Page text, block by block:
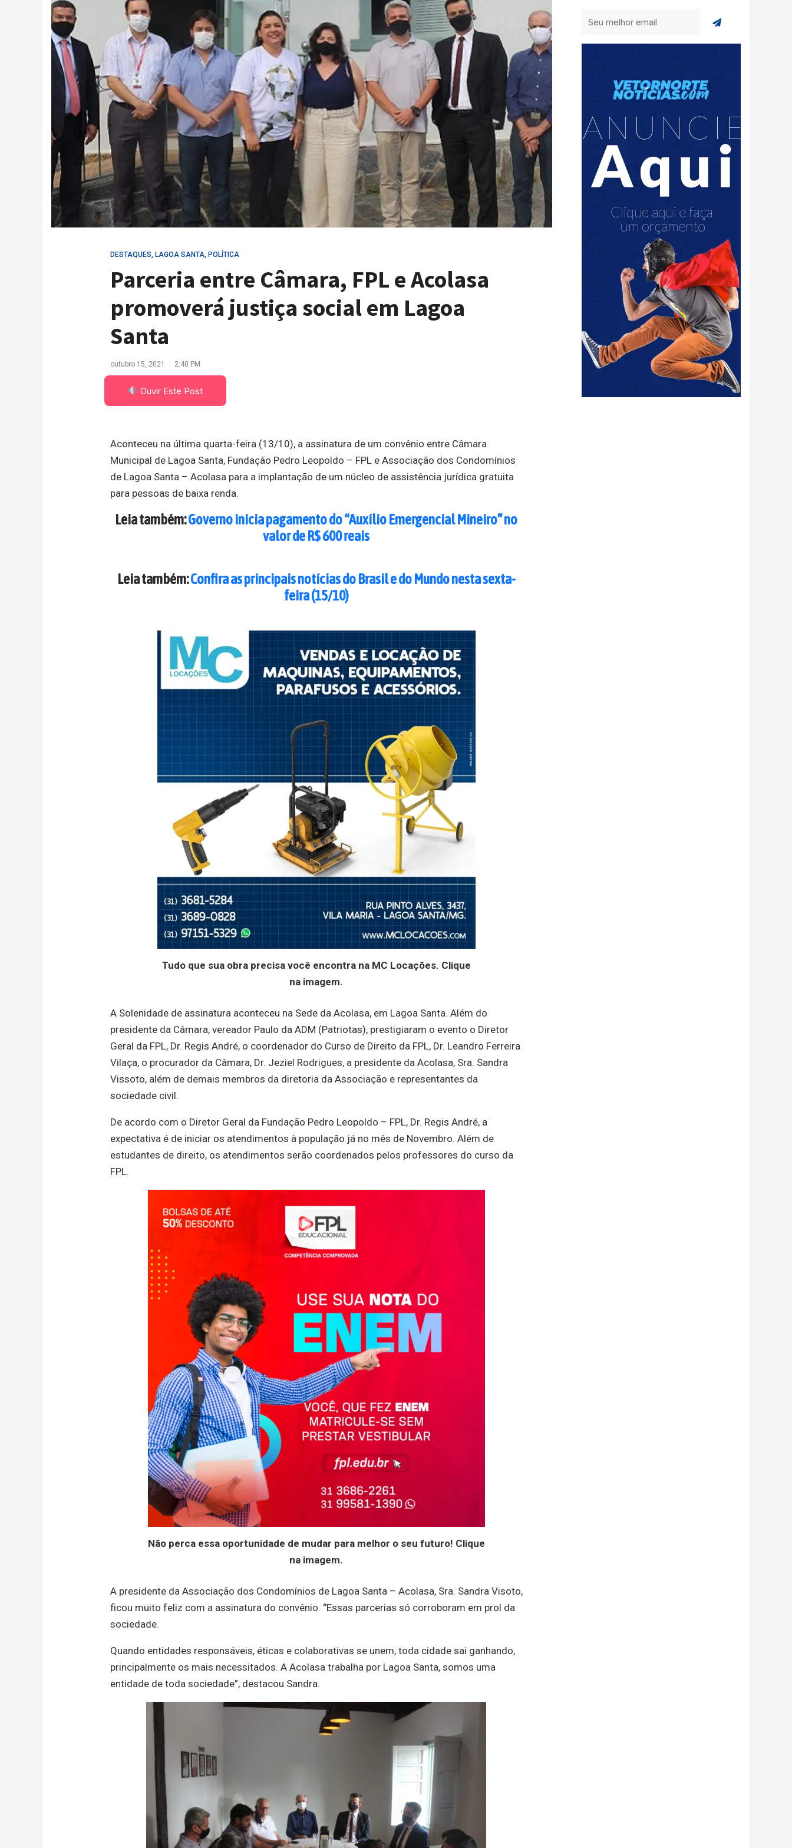
DESTAQUES, LAGOA SANTA, POLÍTICA
Parceria entre Câmara, FPL e Acolasa
promoverá justiça social em Lagoa
Santa
outubro 15, 2021 2:40 PM
Ouvir Este Post
Aconteceu na última quarta-feira (13/10), a assinatura de um convênio entre Câmara
Municipal de Lagoa Santa, Fundação Pedro Leopoldo – FPL e Associação dos Condomínios
de Lagoa Santa – Acolasa para a implantação de um núcleo de assistência jurídica gratuita
para pessoas de baixa renda.
Leia também:Governo inicia pagamento do “Auxílio Emergencial Mineiro” no
valor de R$ 600 reais
Leia também:Confira as principais notícias do Brasil e do Mundo nesta sexta-
feira (15/10)
Tudo que sua obra precisa você encontra na MC Locações. Clique
na imagem.
A Solenidade de assinatura aconteceu na Sede da Acolasa, em Lagoa Santa. Além do
presidente da Câmara, vereador Paulo da ADM (Patriotas), prestigiaram o evento o Diretor
Geral da FPL, Dr. Regis André, o coordenador do Curso de Direito da FPL, Dr. Leandro Ferreira
Vilaça, o procurador da Câmara, Dr. Jeziel Rodrigues, a presidente da Acolasa, Sra. Sandra
Vissoto, além de demais membros da diretoria da Associação e representantes da
sociedade civil.
De acordo com o Diretor Geral da Fundação Pedro Leopoldo – FPL, Dr. Regis André, a
expectativa é de iniciar os atendimentos à população já no mês de Novembro. Além de
estudantes de direito, os atendimentos serão coordenados pelos professores do curso da
FPL.
Não perca essa oportunidade de mudar para melhor o seu futuro! Clique
na imagem.
A presidente da Associação dos Condomínios de Lagoa Santa – Acolasa, Sra. Sandra Visoto,
ficou muito feliz com a assinatura do convênio. “Essas parcerias só corroboram em prol da
sociedade.
Quando entidades responsáveis, éticas e colaborativas se unem, toda cidade sai ganhando,
principalmente os mais necessitados. A Acolasa trabalha por Lagoa Santa, somos uma
entidade de toda sociedade”, destacou Sandra.